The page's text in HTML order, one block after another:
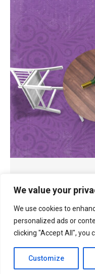
We value your
We use cookies to
personalized ads or
clicking "Accept All", you
Customize
2020, фикција
©
Дизајн и